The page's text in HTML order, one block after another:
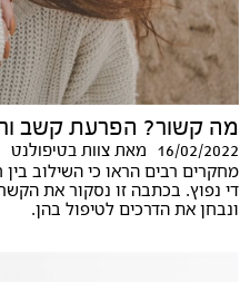
מה קשור? הפרעת קשב
16/02/2022 מאת צוות בטיפולנט
מחקרים רבים הראו כי השילוב
די נפוץ. בכתבה זו נסקור את
ונבחן את הדרכים לטיפול בהן.